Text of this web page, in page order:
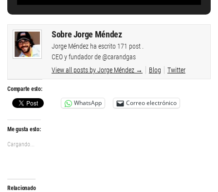
Sobre Jorge Méndez
Jorge Méndez ha escrito 171 post .
CEO y fundador de @carandgas
View all posts by Jorge Méndez → Blog Twitter
Comparte esto:
WhatsApp Correo electrónico
Me gusta esto:
Cargando...
Relacionado